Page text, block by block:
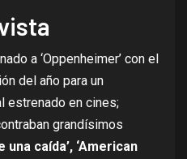
a ‘Oppenheimer’ con el
del año para un
estrenado en cines;
grandísimos
una caída’, ‘American